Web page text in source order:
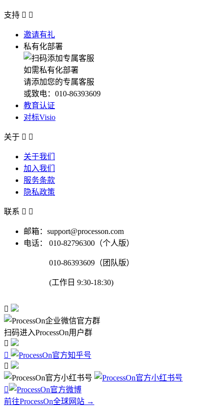
支持  
邀请有礼
私有化部署
如需私有化部署
请添加您的专属客服
或致电：010-86393609
教育认证
对标Visio
关于  
关于我们
加入我们
服务条款
隐私政策
联系  
邮箱：support@processon.com
电话：
010-82796300（个人版）
010-86393609（团队版）
(工作日 9:30-18:30)

扫码进入ProcessOn用户群




前往ProcessOn全球网站 →